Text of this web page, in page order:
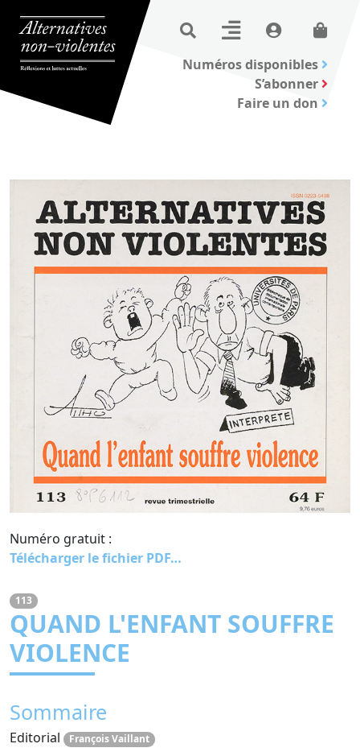
Numéros disponibles
S’abonner
Faire un don
Numéro gratuit :
Télécharger le fichier PDF…
113
QUAND L'ENFANT SOUFFRE
VIOLENCE
Sommaire
Editorial François Vaillant